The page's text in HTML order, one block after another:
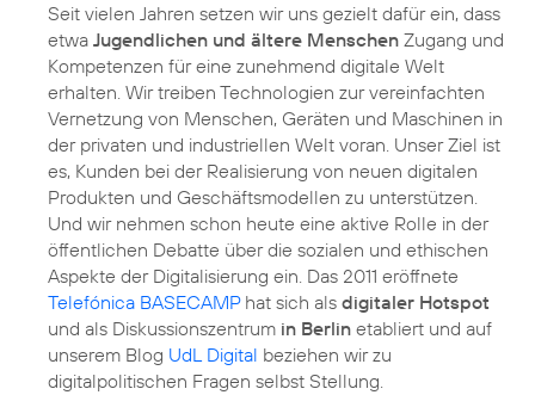
Seit vielen Jahren setzen wir uns gezielt dafür ein, dass
etwa Jugendlichen und ältere Menschen Zugang und
Kompetenzen für eine zunehmend digitale Welt
erhalten. Wir treiben Technologien zur vereinfachten
Vernetzung von Menschen, Geräten und Maschinen in
der privaten und industriellen Welt voran. Unser Ziel ist
es, Kunden bei der Realisierung von neuen digitalen
Produkten und Geschäftsmodellen zu unterstützen.
Und wir nehmen schon heute eine aktive Rolle in der
öffentlichen Debatte über die sozialen und ethischen
Aspekte der Digitalisierung ein. Das 2011 eröffnete
Telefónica BASECAMPhat sich als digitaler Hotspot
und als Diskussionszentrum in Berlin etabliert und auf
unserem Blog UdL Digital beziehen wir zu
digitalpolitischen Fragen selbst Stellung.